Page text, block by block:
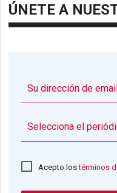
ÚNETE A
Acepto lostérminos